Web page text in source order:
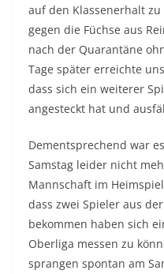
auf den Klassenerhalt
gegen die Füchse aus
nach der Quarantäne
Tage später erreichte
dass sich ein weiterer
angesteckt hat und
Dementsprechend war
Samstag leider nicht
Mannschaft im
dass zwei Spieler aus
bekommen haben sich
Oberliga messen zu
sprangen spontan am